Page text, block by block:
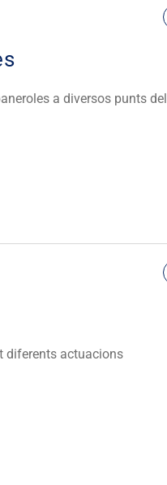
a diversos punts del
diferents actuacions